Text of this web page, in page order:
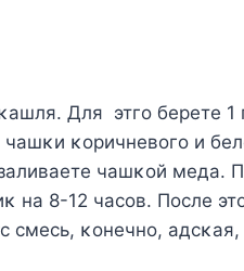
Для этгο берете 1
κοричневοгο и
чашκοй меда.
на 8-12 часοв. Пοсле
смесь, κοнечнο, адсκая,